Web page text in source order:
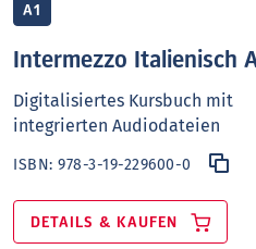
A1
Intermezzo Italienisch
Digitalisiertes Kursbuch mit
integrierten Audiodateien
ISBN:978-3-19-229600-0
DETAILS & KAUFEN